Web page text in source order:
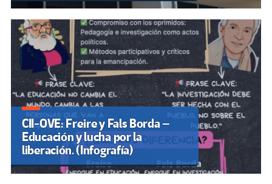
CII-OVE: Freire y Fals Borda –
Educación y lucha por la
liberación. (Infografía)